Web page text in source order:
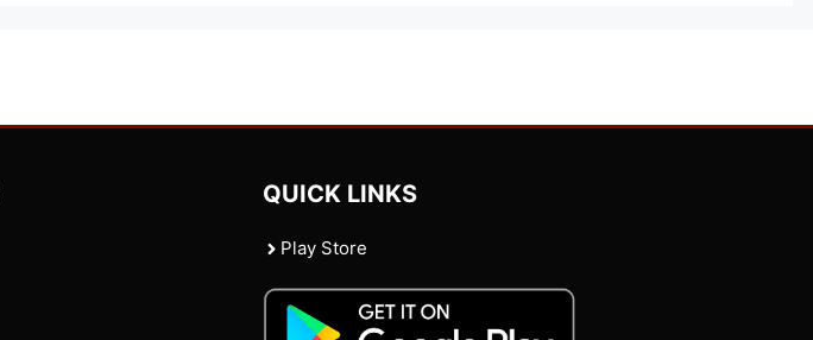
QUICK LINKS
Play Store